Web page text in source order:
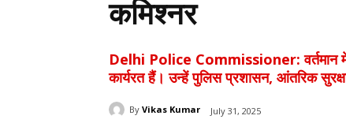
कमिश्नर
Delhi Police Commissioner: वर्तमान में
कार्यरत हैं। उन्हें पुलिस प्रशासन, आंतरिक
By Vikas Kumar July 31, 2025